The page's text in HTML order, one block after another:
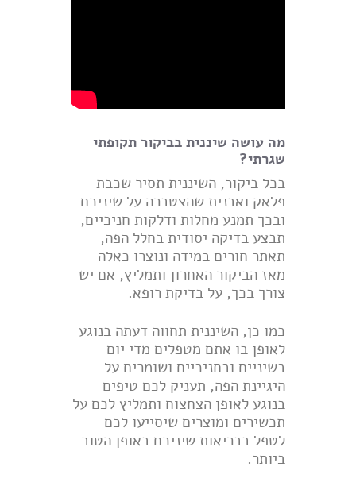
מה עושה שיננית בביקור תקופתי
שגרתי?
בכל ביקור, השיננית תסיר שכבת
פלאק ואבנית שהצטברה על שיניכם
ובכך תמנע מחלות ודלקות חניכיים,
תבצע בדיקה יסודית בחלל הפה,
תאתר חורים במידה ונוצרו כאלה
מאז הביקור האחרון ותמליץ, אם יש
צורך בכך, על בדיקת רופא.
כמו כן, השיננית תחווה דעתה בנוגע
לאופן בו אתם מטפלים מדי יום
בשיניים ובחניכיים ושומרים על
היגיינת הפה, תעניק לכם טיפים
בנוגע לאופן הצחצוח ותמליץ לכם על
תכשירים ומוצרים שיסייעו לכם
לטפל בבריאות שיניכם באופן הטוב
ביותר.